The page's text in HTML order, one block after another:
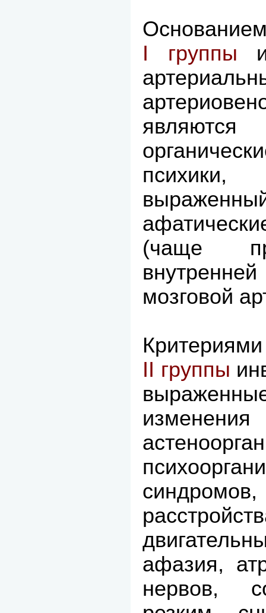
I группы
(чаще
мозговой
II группы
афазия,
нервов,